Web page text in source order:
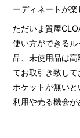
ーディネートが楽
ただいま質屋
使い方ができる
品、未使用品は
てお取引き致し
ポケットが無い
利用や売る機会が